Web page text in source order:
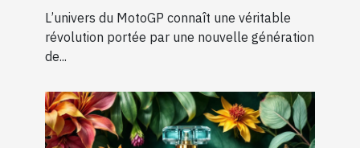
MotoGP ?
L’univers du MotoGP connaît une véritable
révolution portée par une nouvelle génération
de...